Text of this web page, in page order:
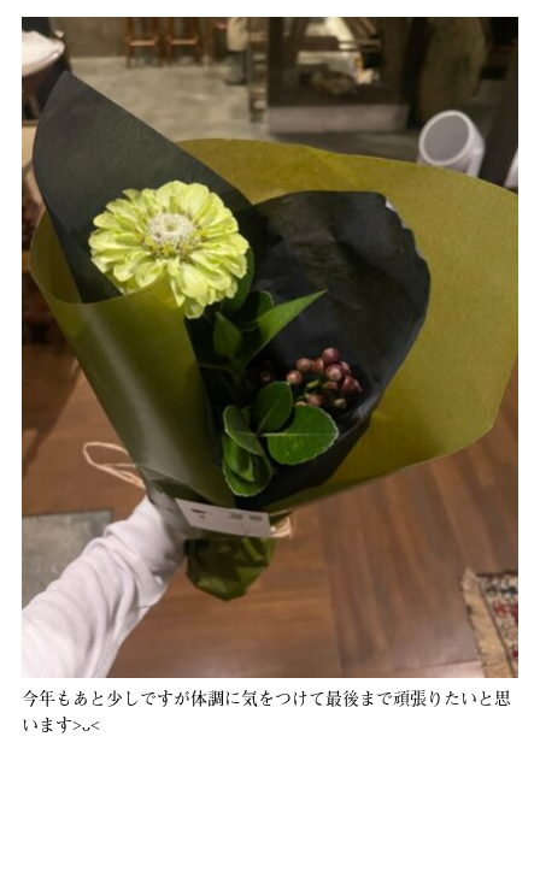
今年もあと少しですが体調に気をつけて最後まで頑張りたいと思
います˃ᴗ˂